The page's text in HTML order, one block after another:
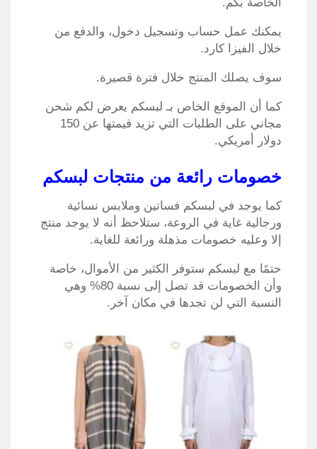
يمكنك عمل حساب وتسجيل دخول، والدفع من
خلال الفيزا كارد.
سوف يصلك المنتج خلال فترة قصيرة.
كما أن الموقع الخاص بـ لبسكم يعرض لكم شحن
مجاني على الطلبات التي تزيد قيمتها عن 150
دولار أمريكي.
خصومات رائعة من منتجات لبسكم
كما يوجد في لبسكم فساتين وملابس نسائية
ورجالية غاية في الروعة، ستلاحظ أنه لا يوجد منتج
إلا وعليه خصومات مذهلة ورائعة للغاية.
حتمًا مع لبسكم ستوفر الكثير من الأموال، خاصة
وأن الخصومات قد تصل إلى نسبة 80% وهي
النسبة التي لن تجدها في مكان آخر.